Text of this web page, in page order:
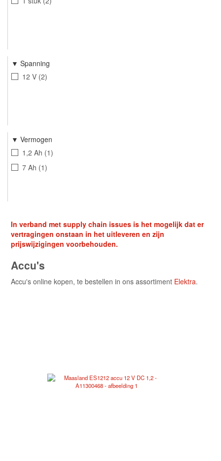
Spanning
12 V 2
Vermogen
1,2 Ah 1
7 Ah 1
In verband met supply chain issues is het mogelijk dat er
vertragingen onstaan in het uitleveren en zijn
prijswijzigingen voorbehouden.
Accu's
Accu's online kopen, te bestellen in ons assortiment Elektra.